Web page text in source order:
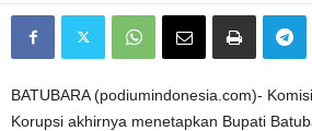
BATUBARA (podiumindonesia.com)-
Korupsi akhirnya menetapkan Bupati